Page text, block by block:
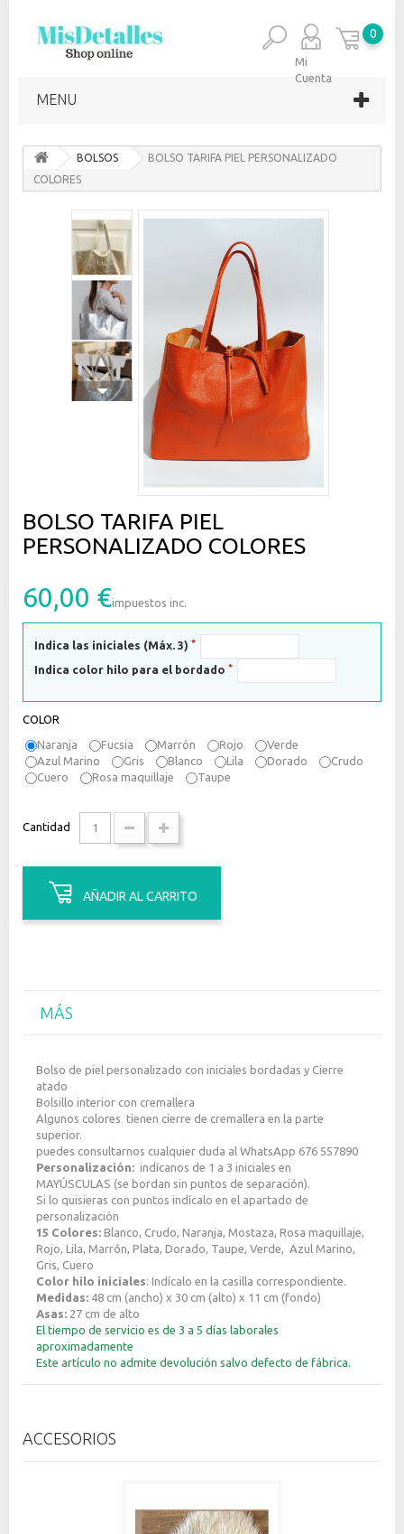
MENU
0
Mi
Cuenta
BOLSOS
BOLSO TARIFA PIEL PERSONALIZADO
COLORES
BOLSO TARIFA PIEL
PERSONALIZADO COLORES
60,00 €impuestos inc.
Indica las iniciales (Máx. 3) *
Indica color hilo para el bordado *
COLOR
Naranja
Fucsia Marrón Rojo
Verde
Azul Marino
Gris Blanco Lila Dorado
Crudo
Cuero
Rosa maquillaje Taupe
Cantidad
AÑADIR AL CARRITO
MÁS
Bolso de piel personalizado con iniciales bordadas y Cierre
atado
Bolsillo interior con cremallera
Algunos colores tienen cierre de cremallera en la parte
superior.
puedes consultarnos cualquier duda al WhatsApp 676 557890
Personalización: indícanos de 1 a 3 iniciales en
MAYÚSCULAS (se bordan sin puntos de separación).
Si lo quisieras con puntos indícalo en el apartado de
personalización
15 Colores: Blanco, Crudo, Naranja, Mostaza, Rosa maquillaje,
Rojo, Lila, Marrón, Plata, Dorado, Taupe, Verde, Azul Marino,
Gris, Cuero
Color hilo iniciales: Indícalo en la casilla correspondiente.
Medidas: 48 cm (ancho) x 30 cm (alto) x 11 cm (fondo)
Asas: 27 cm de alto
El tiempo de servicio es de 3 a 5 días laborales
aproximadamente
Este artículo no admite devolución salvo defecto de fábrica.
ACCESORIOS